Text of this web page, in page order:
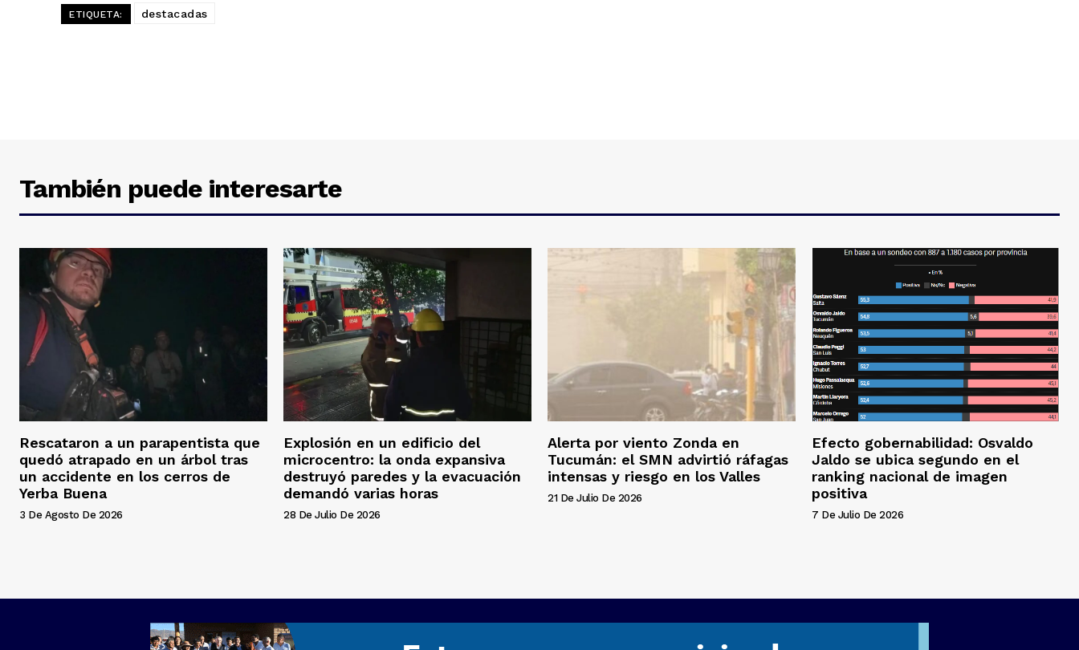
ETIQUETA: destacadas
También puede interesarte
Rescataron a un parapentista que
quedó atrapado en un árbol tras
un accidente en los cerros de
Yerba Buena
3 De Agosto De 2026
Explosión en un edificio del
microcentro: la onda expansiva
destruyó paredes y la evacuación
demandó varias horas
28 De Julio De 2026
Alerta por viento Zonda en
Tucumán: el SMN advirtió ráfagas
intensas y riesgo en los Valles
21 De Julio De 2026
Efecto gobernabilidad: Osvaldo
Jaldo se ubica segundo en el
ranking nacional de imagen
positiva
7 De Julio De 2026